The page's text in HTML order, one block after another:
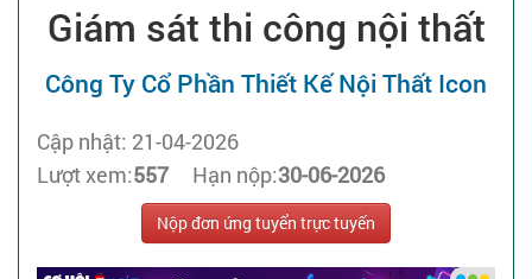
Giám sát thi công nội thất
Công Ty Cổ Phần Thiết Kế Nội Thất Icon
Cập nhật: 21-04-2026
Lượt xem:557 Hạn nộp:30-06-2026
Nộp đơn ứng tuyển trực tuyến